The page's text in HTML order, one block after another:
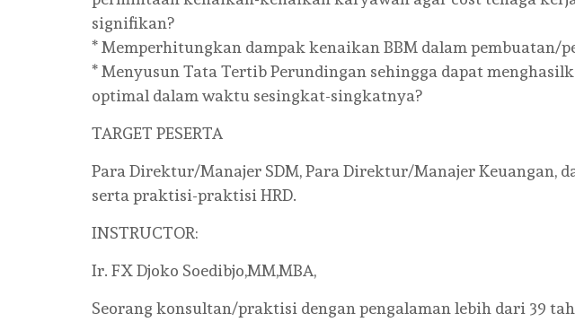
signifikan?
* Memperhitungkan dampak kenaikan BBM dalam pembuatan/
* Menyusun Tata Tertib Perundingan sehingga dapat
optimal dalam waktu sesingkat-singkatnya?
TARGET PESERTA
Para Direktur/Manajer SDM, Para Direktur/Manajer Keuangan,
serta praktisi-praktisi HRD.
INSTRUCTOR:
Ir. FX Djoko Soedibjo,MM,MBA,
Seorang konsultan/praktisi dengan pengalaman lebih dari 39